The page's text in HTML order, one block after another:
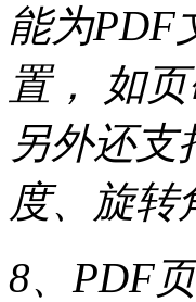
能为PDF
置， 如
另外还
度、旋转
8、PDF